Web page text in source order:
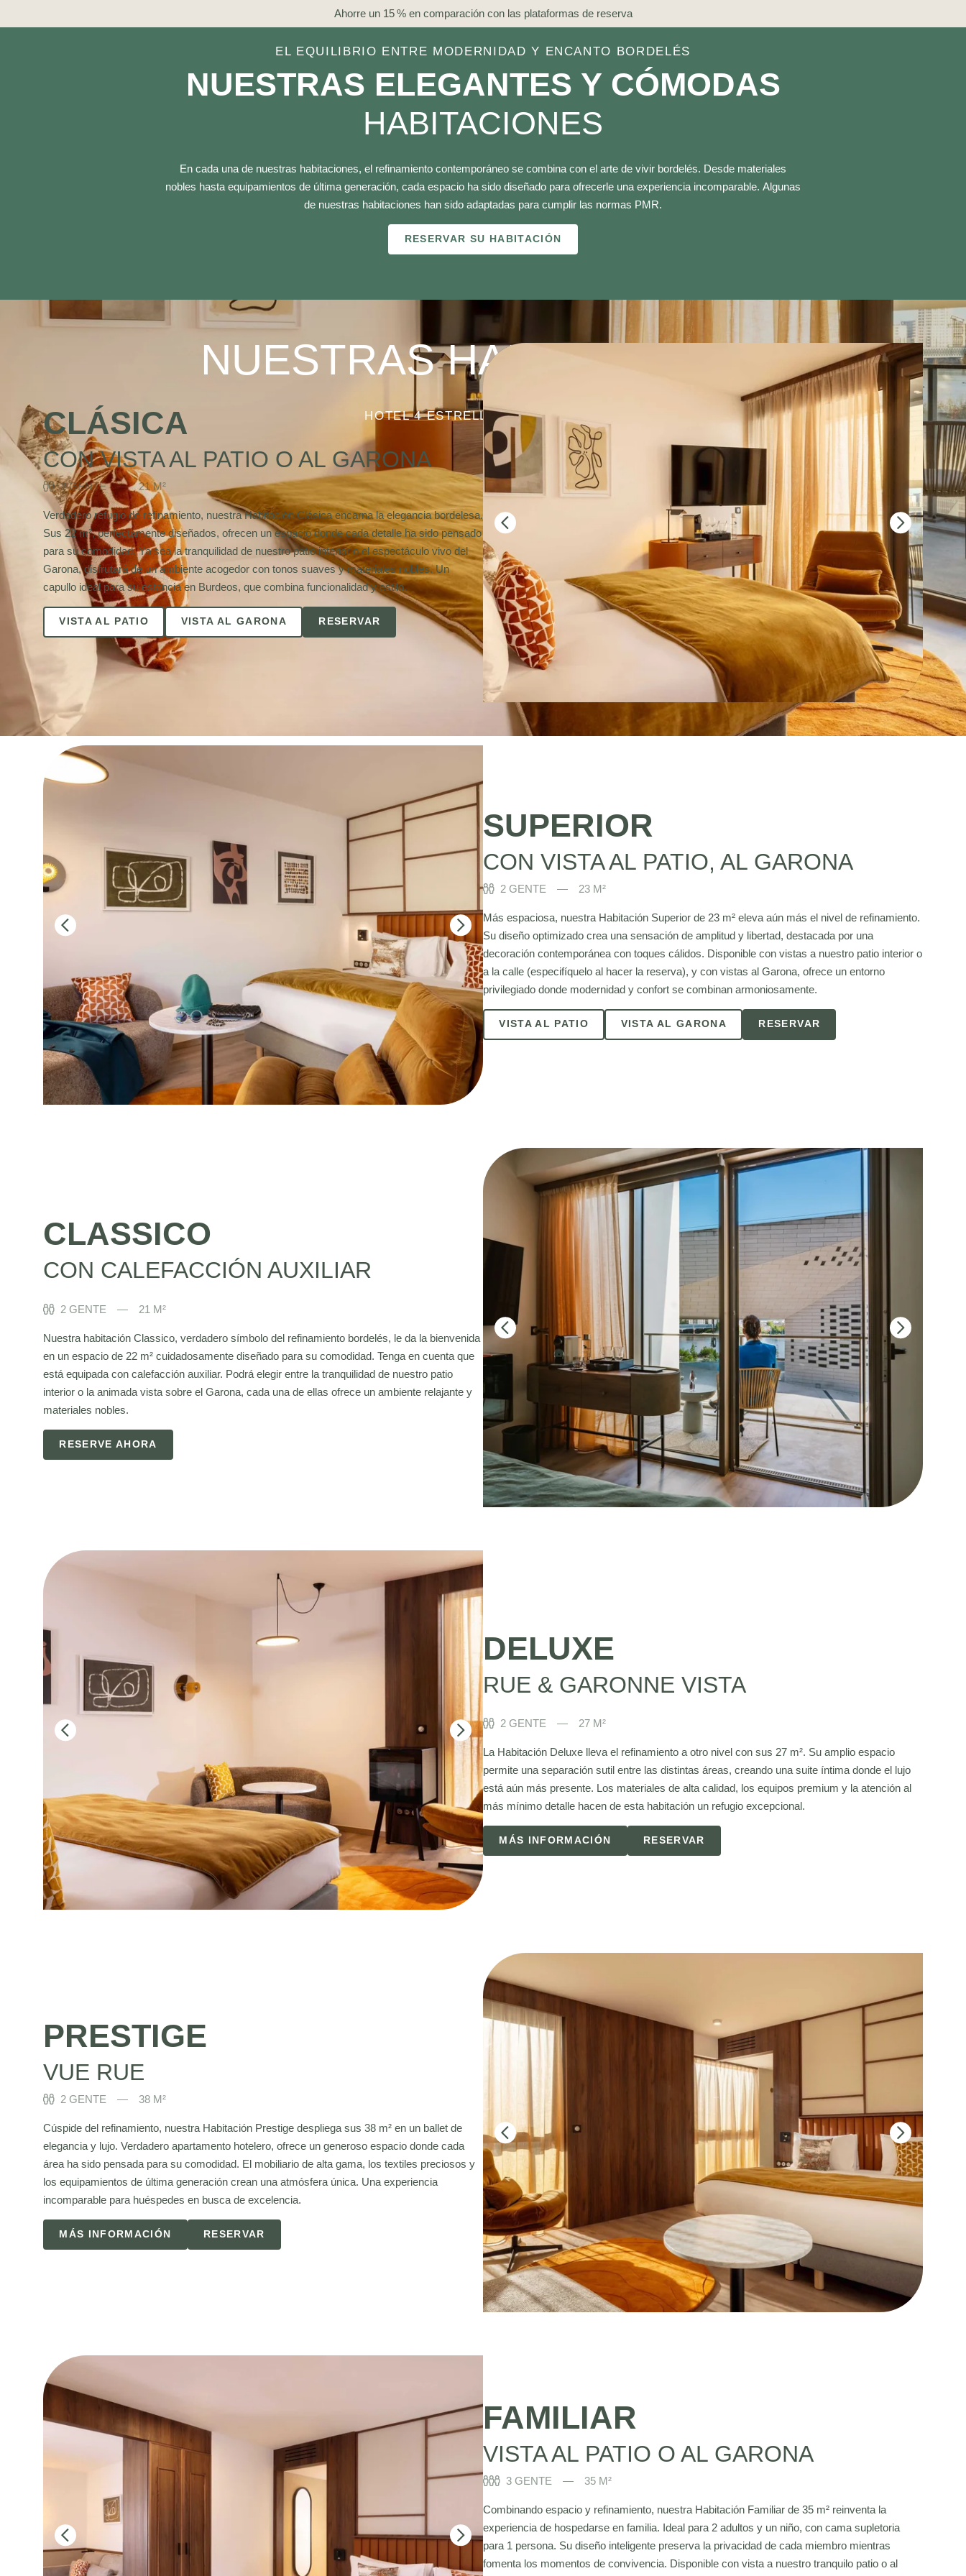
Ahorre un 15 % en comparación con las plataformas de reserva
NUESTRAS HABITACIONES
HOTEL 4 ESTRELLAS EN BURDEOS
EL EQUILIBRIO ENTRE MODERNIDAD Y ENCANTO BORDELÉS
NUESTRAS ELEGANTES Y CÓMODAS
HABITACIONES
En cada una de nuestras habitaciones, el refinamiento contemporáneo se combina con el arte de vivir bordelés. Desde materiales
nobles hasta equipamientos de última generación, cada espacio ha sido diseñado para ofrecerle una experiencia incomparable. Algunas
de nuestras habitaciones han sido adaptadas para cumplir las normas PMR.
RESERVAR SU HABITACIÓN
CLÁSICA
CON VISTA AL PATIO O AL GARONA
2 GENTE 21 M²
Verdadero refugio de refinamiento, nuestra Habitación Clásica encarna la elegancia bordelesa.
Sus 22 m², perfectamente diseñados, ofrecen un espacio donde cada detalle ha sido pensado
para su comodidad. Ya sea la tranquilidad de nuestro patio interior o el espectáculo vivo del
Garona, disfrutará de un ambiente acogedor con tonos suaves y materiales nobles. Un
capullo ideal para su estancia en Burdeos, que combina funcionalidad y estilo.
VISTA AL PATIO VISTA AL GARONA RESERVAR
SUPERIOR
CON VISTA AL PATIO, AL GARONA
2 GENTE 23 M²
Más espaciosa, nuestra Habitación Superior de 23 m² eleva aún más el nivel de refinamiento.
Su diseño optimizado crea una sensación de amplitud y libertad, destacada por una
decoración contemporánea con toques cálidos. Disponible con vistas a nuestro patio interior o
a la calle (especifíquelo al hacer la reserva), y con vistas al Garona, ofrece un entorno
privilegiado donde modernidad y confort se combinan armoniosamente.
VISTA AL PATIO VISTA AL GARONA RESERVAR
CLASSICO
CON CALEFACCIÓN AUXILIAR
2 GENTE 21 M²
Nuestra habitación Classico, verdadero símbolo del refinamiento bordelés, le da la bienvenida
en un espacio de 22 m² cuidadosamente diseñado para su comodidad. Tenga en cuenta que
está equipada con calefacción auxiliar. Podrá elegir entre la tranquilidad de nuestro patio
interior o la animada vista sobre el Garona, cada una de ellas ofrece un ambiente relajante y
materiales nobles.
RESERVE AHORA
DELUXE
RUE & GARONNE VISTA
2 GENTE 27 M²
La Habitación Deluxe lleva el refinamiento a otro nivel con sus 27 m². Su amplio espacio
permite una separación sutil entre las distintas áreas, creando una suite íntima donde el lujo
está aún más presente. Los materiales de alta calidad, los equipos premium y la atención al
más mínimo detalle hacen de esta habitación un refugio excepcional.
MÁS INFORMACIÓN RESERVAR
PRESTIGE
VUE RUE
2 GENTE 38 M²
Cúspide del refinamiento, nuestra Habitación Prestige despliega sus 38 m² en un ballet de
elegancia y lujo. Verdadero apartamento hotelero, ofrece un generoso espacio donde cada
área ha sido pensada para su comodidad. El mobiliario de alta gama, los textiles preciosos y
los equipamientos de última generación crean una atmósfera única. Una experiencia
incomparable para huéspedes en busca de excelencia.
MÁS INFORMACIÓN RESERVAR
FAMILIAR
VISTA AL PATIO O AL GARONA
3 GENTE 35 M²
Combinando espacio y refinamiento, nuestra Habitación Familiar de 35 m² reinventa la
experiencia de hospedarse en familia. Ideal para 2 adultos y un niño, con cama supletoria
para 1 persona. Su diseño inteligente preserva la privacidad de cada miembro mientras
fomenta los momentos de convivencia. Disponible con vista a nuestro tranquilo patio o al
PRIVATIZACIÓN Y EVENTOS
OFERTAS & PAQUETES
GALERÍA
COMPROMISO